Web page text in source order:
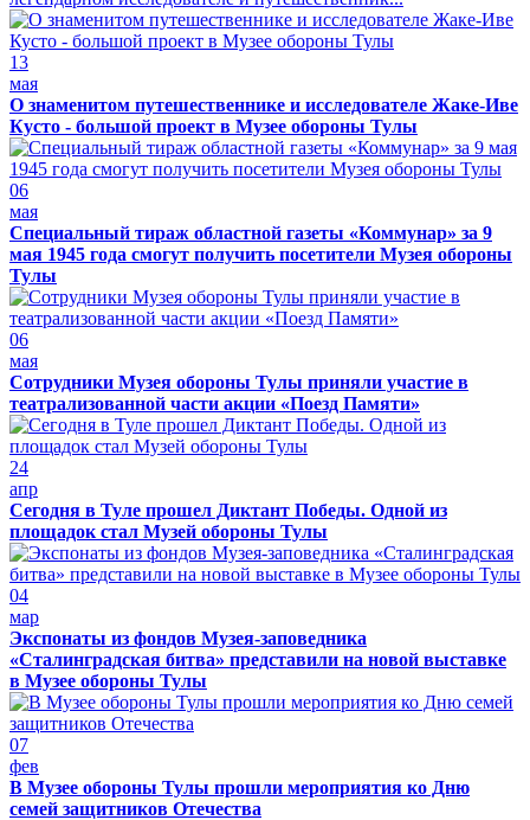
13
мая
О знаменитом путешественнике и исследователе Жаке-Иве
Кусто - большой проект в Музее обороны Тулы
06
мая
Специальный тираж областной газеты «Коммунар» за 9
мая 1945 года смогут получить посетители Музея обороны
Тулы
06
мая
Сотрудники Музея обороны Тулы приняли участие в
театрализованной части акции «Поезд Памяти»
24
апр
Сегодня в Туле прошел Диктант Победы. Одной из
площадок стал Музей обороны Тулы
04
мар
Экспонаты из фондов Музея-заповедника
«Сталинградская битва» представили на новой выставке
в Музее обороны Тулы
07
фев
В Музее обороны Тулы прошли мероприятия ко Дню
семей защитников Отечества